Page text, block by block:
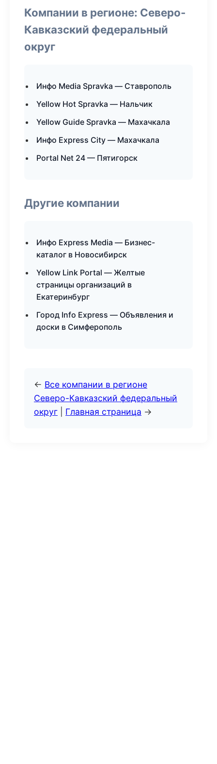
Компании в регионе: Северо-
Кавказский федеральный
округ
Инфо Media Spravka — Ставрополь
Yellow Hot Spravka — Нальчик
Yellow Guide Spravka — Махачкала
Инфо Express City — Махачкала
Portal Net 24 — Пятигорск
Другие компании
Инфо Express Media — Бизнес-
каталог в Новосибирск
Yellow Link Portal — Желтые
страницы организаций в
Екатеринбург
Город Info Express — Объявления и
доски в Симферополь
← Все компании в регионе
Северо-Кавказский федеральный
округ
Главная страница →